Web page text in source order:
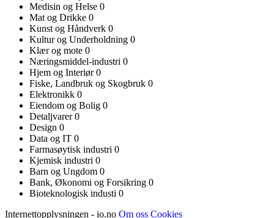
Medisin og Helse 0
Mat og Drikke 0
Kunst og Håndverk 0
Kultur og Underholdning 0
Klær og mote 0
Næringsmiddel-industri 0
Hjem og Interiør0
Fiske, Landbruk og Skogbruk 0
Elektronikk 0
Eiendom og Bolig 0
Detaljvarer0
Design 0
Data og IT 0
Farmasøytisk industri 0
Kjemisk industri 0
Barn og Ungdom 0
Bank, Økonomi og Forsikring 0
Bioteknologisk industi 0
Internettopplysningen - io.no Om oss Cookies